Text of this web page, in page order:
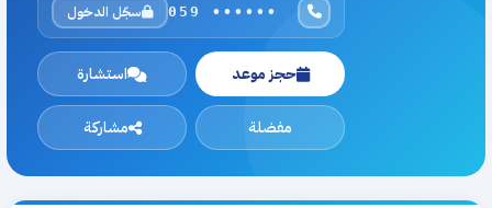
059 •••••• سجّل الدخول
حجز موعد استشارة
مفضلة مشاركة